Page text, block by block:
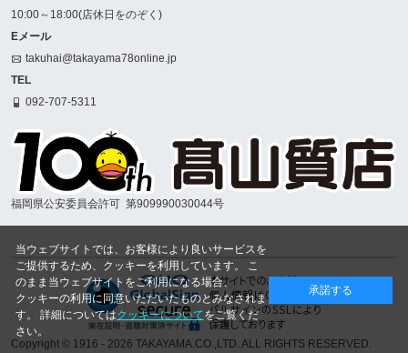
10:00～18:00(店休日をのぞく)
Eメール
takuhai@takayama78online.jp
TEL
092-707-5311
福岡県公安委員会許可 第909990030044号
Copyright © 1916 - 2026 TAKAYAMA.CO.,LTD. ALL RIGHTS RESERVED.
当ウェブサイトでは、お客様により良いサービスを
ご提供するため、クッキーを利用しています。 こ
のまま当ウェブサイトをご利用になる場合、
クッキーの利用に同意いただいたものとみなされま
す。 詳細についてはクッキーについてをご覧くだ
さい。
承諾する